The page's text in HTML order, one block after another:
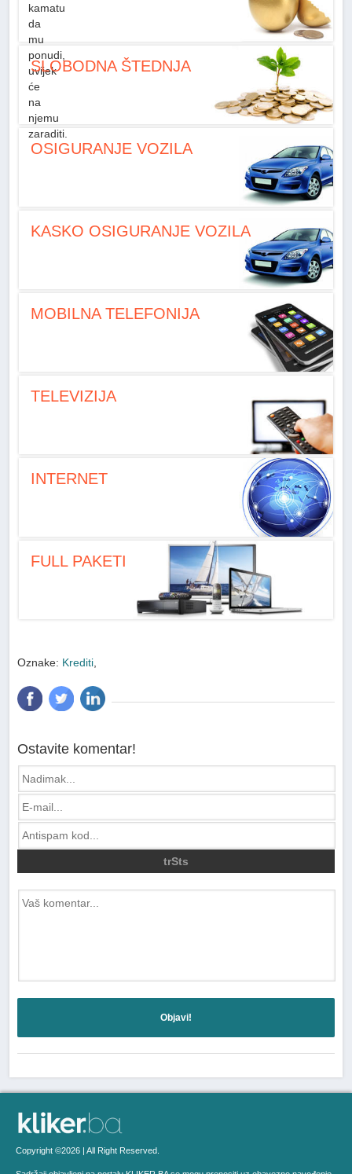
kamatu
da
mu
ponudi,
uvijek
će
na
njemu
zaraditi.
SLOBODNA ŠTEDNJA
OSIGURANJE VOZILA
KASKO OSIGURANJE VOZILA
MOBILNA TELEFONIJA
TELEVIZIJA
INTERNET
FULL PAKETI
Oznake: Krediti,
Ostavite komentar!
trSts
Objavi!
Copyright ©2026 | All Right Reserved.